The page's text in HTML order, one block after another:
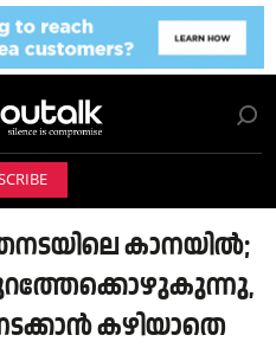
കാനയിൽ;
പുറത്തേക്കൊഴുകുന്നു,
കഴിയാതെ